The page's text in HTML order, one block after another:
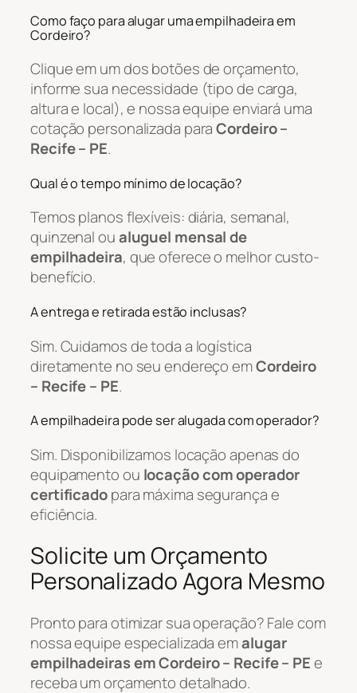
Como faço para alugar uma empilhadeira em
Cordeiro?
Clique em um dos botões de orçamento,
informe sua necessidade (tipo de carga,
altura e local), e nossa equipe enviará uma
cotação personalizada paraCordeiro –
Recife – PE.
Qual é o tempo mínimo de locação?
Temos planos flexíveis: diária, semanal,
quinzenal oualuguel mensal de
empilhadeira, que oferece o melhor custo-
benefício.
A entrega e retirada estão inclusas?
Sim. Cuidamos de toda a logística
diretamente no seu endereço emCordeiro
– Recife – PE.
A empilhadeira pode ser alugada com operador?
Sim. Disponibilizamos locação apenas do
equipamento ou locação com operador
certificadopara máxima segurança e
eficiência.
Solicite um Orçamento
Personalizado Agora Mesmo
Pronto para otimizar sua operação? Fale com
nossa equipe especializada emalugar
empilhadeiras em Cordeiro – Recife – PEe
receba um orçamento detalhado.